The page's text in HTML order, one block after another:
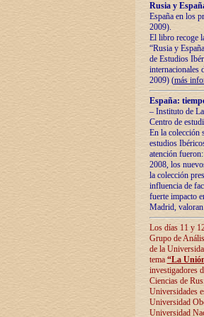
Rusia y
España en los
2009).
El libro recoge
“Rusia y
de Estudios
internacionales
2009) (más
España:
– Instituto de
Centro de
En la colección
estudios
atención
2008, los
la colección
influencia de
fuerte impacto
Madrid,
Los días 11 y
Grupo de
de la
tema “La
investigadores
Ciencias de
Universidades
Universidad
Universidad